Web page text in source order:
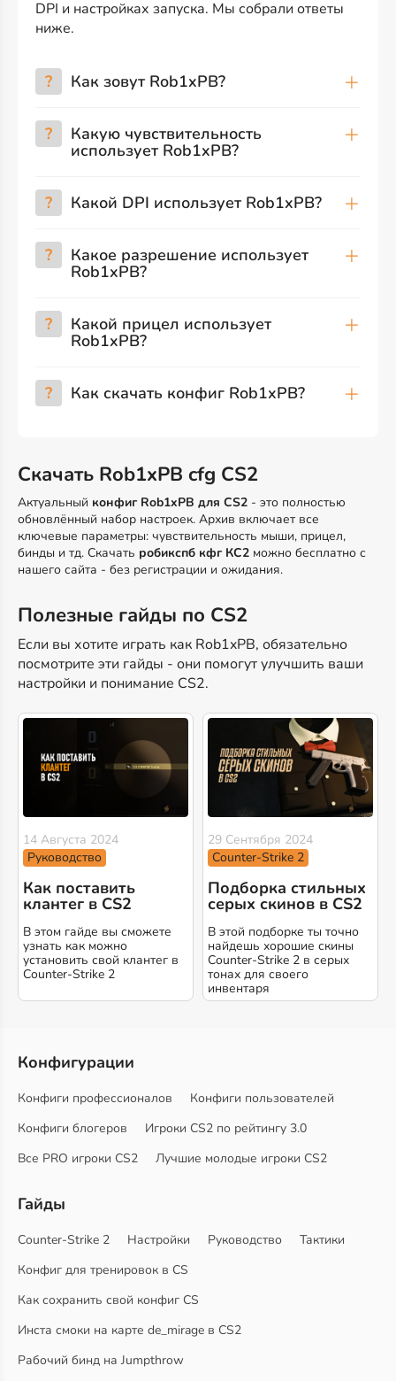
DPI и настройках запуска. Мы собрали ответы
ниже.
? Как зовут Rob1xPB?
? Какую чувствительность
использует Rob1xPB?
? Какой DPI использует Rob1xPB?
? Какое разрешение использует
Rob1xPB?
? Какой прицел использует
Rob1xPB?
? Как скачать конфиг Rob1xPB?
Скачать Rob1xPB cfg CS2
Актуальный конфиг Rob1xPB для CS2 - это полностью
обновлённый набор настроек. Архив включает все
ключевые параметры: чувствительность мыши, прицел,
бинды и тд. Скачать робикспб кфг КС2 можно бесплатно с
нашего сайта - без регистрации и ожидания.
Полезные гайды по CS2
Если вы хотите играть как Rob1xPB, обязательно
посмотрите эти гайды - они помогут улучшить ваши
настройки и понимание CS2.
14 Августа 2024
Руководство
Как поставить
клантег в CS2
В этом гайде вы сможете
узнать как можно
установить свой клантег в
Counter-Strike 2
29 Сентября 2024
Counter-Strike 2
Подборка стильных
серых скинов в CS2
В этой подборке ты точно
найдешь хорошие скины
Counter-Strike 2 в серых
тонах для своего
инвентаря
Конфигурации
Конфиги профессионалов
Конфиги пользователей
Конфиги блогеров
Игроки CS2 по рейтингу 3.0
Все PRO игроки CS2
Лучшие молодые игроки CS2
Гайды
Counter-Strike 2 Настройки Руководство
Тактики
Конфиг для тренировок в CS
Как сохранить свой конфиг CS
Инста смоки на карте de_mirage в CS2
Рабочий бинд на Jumpthrow